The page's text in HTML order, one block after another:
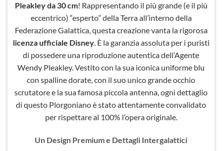
Pleakley da 30 cm! Rappresentando il più grande (e il più
eccentrico) “esperto” della Terra all’interno della
Federazione Galattica, questa creazione vanta la rigorosa
licenza ufficiale Disney. È la garanzia assoluta per i puristi
di possedere una riproduzione autentica dell’Agente
Wendy Pleakley. Vestito con la sua iconica uniforme blu
con spalline dorate, con il suo unico grande occhio
scrutatore e la sua famosa piccola antenna, ogni dettaglio
di questo Plorgoniano è stato attentamente convalidato
per rispettare al 100% l’opera originale.
Un Design Premium e Dettagli Intergalattici